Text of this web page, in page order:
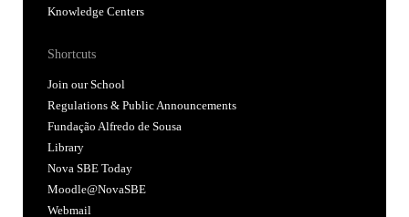
Knowledge Centers
Shortcuts
Join our School
Regulations & Public Announcements
Fundação Alfredo de Sousa
Library
Nova SBE Today
Moodle@NovaSBE
Webmail